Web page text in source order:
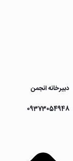
دبیرخانه انجمن
09373054948